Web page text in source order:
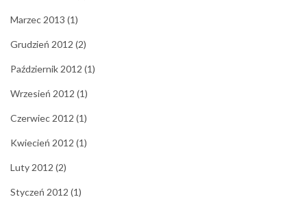
Marzec 2013 (1)
Grudzień 2012 (2)
Październik 2012 (1)
Wrzesień 2012 (1)
Czerwiec 2012 (1)
Kwiecień 2012 (1)
Luty 2012 (2)
Styczeń 2012 (1)